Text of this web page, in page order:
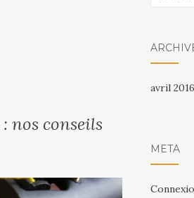
nos conseils
avril 2016
META